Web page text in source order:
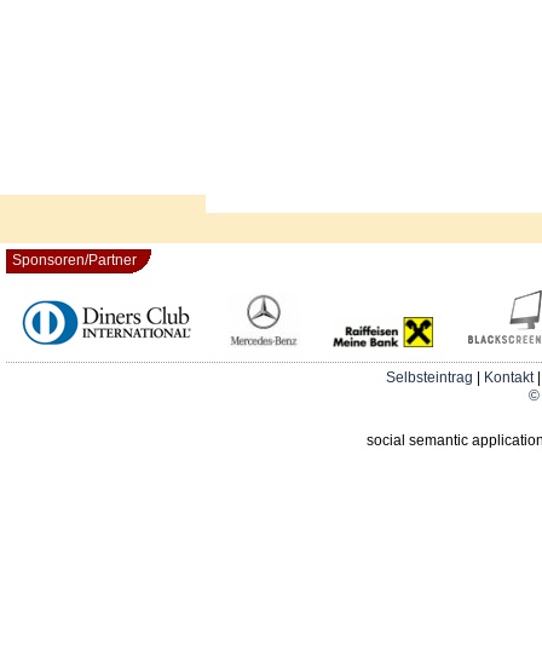
Sponsoren/Partner
Selbsteintrag Kontakt
©
social semantic